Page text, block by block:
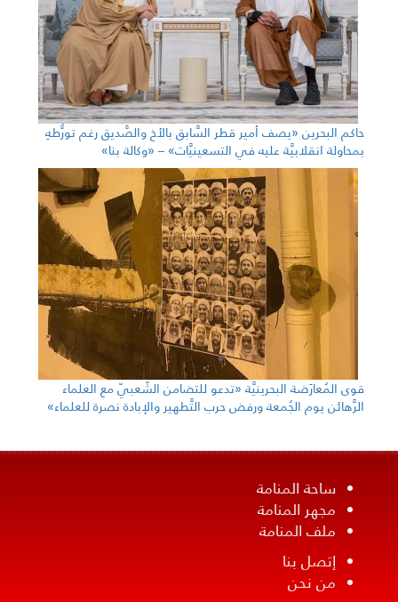
حاكم البحرين «يصف أمير قطر السَّابق بالأخ والصَّديق رغم تورُّطهِ
بمحاولة انقلابيَّة عليه في التسعينيَّات» – «وكالة بنا»
قوى المُعارَضة البحرينيَّة «تدعو للتضامن الشّعبيّ مع العلماء
الرَّهائن يوم الجُمعة ورفض حرب التَّطهير والإبادة نصرة للعلماء»
ساحة المنامة
مجهر المنامة
ملف المنامة
إتصل بنا
من نحن